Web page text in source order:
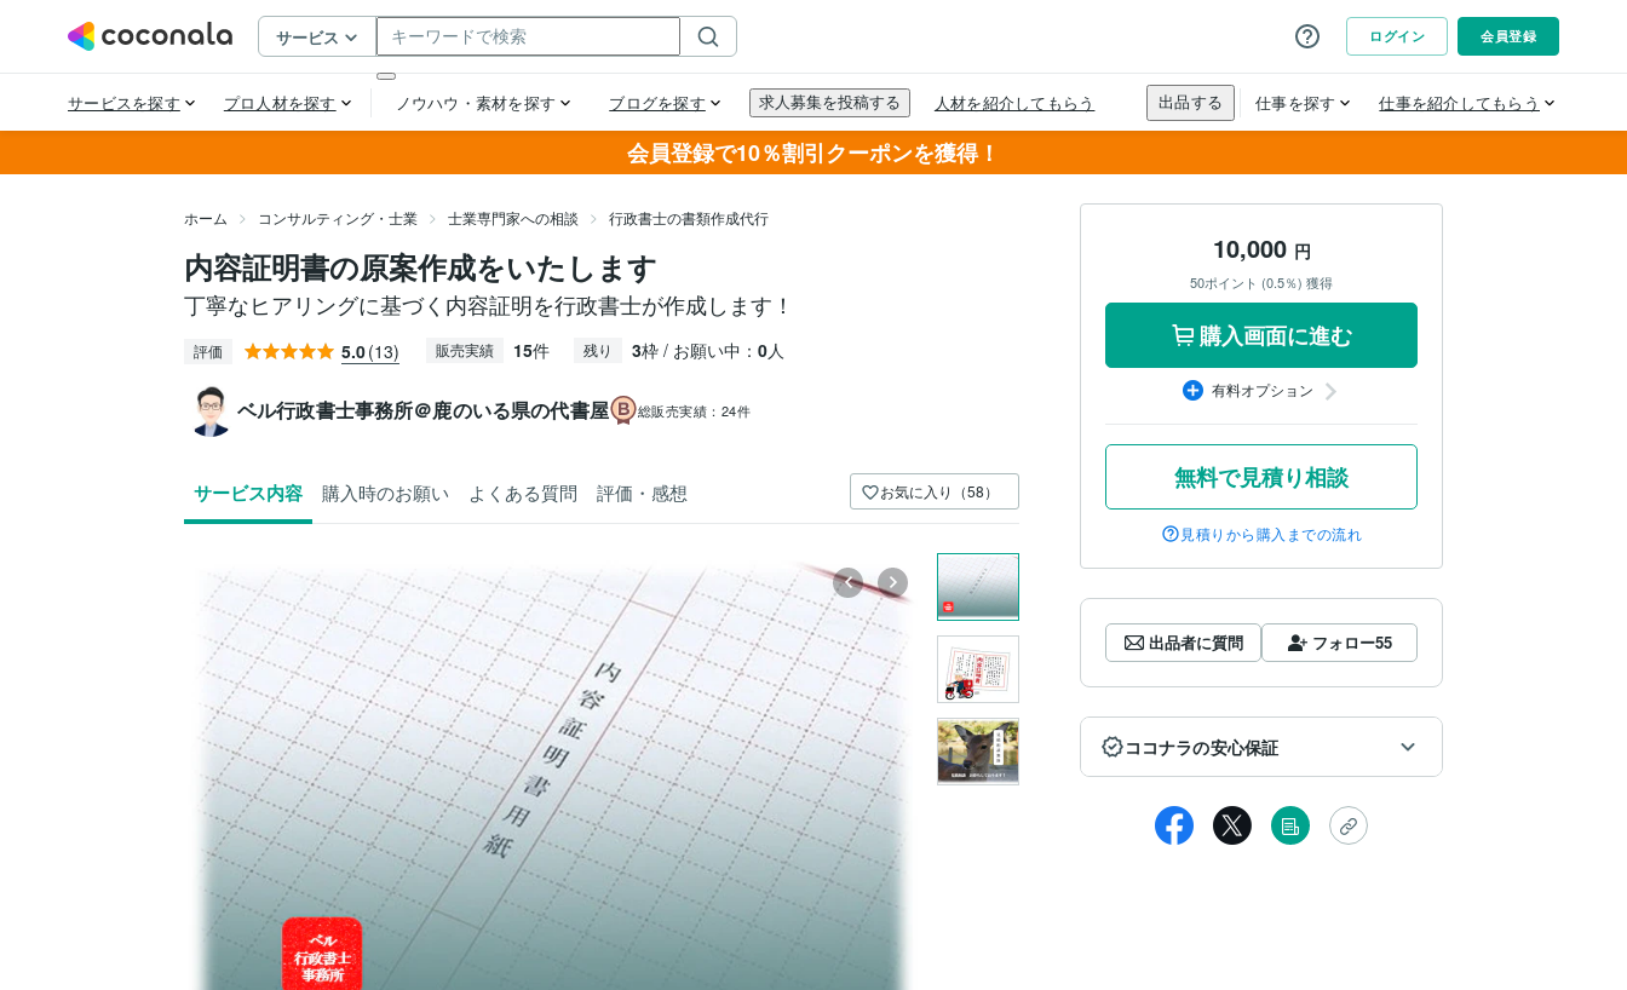
会員登録で10％割引クーポンを獲得！
ホーム コンサルティング・士業 士業専門家への相談 行政書士の書類作成代行
内容証明書の原案作成をいたします
丁寧なヒアリングに基づく内容証明を行政書士が作成します！
評価 5.0(13) 販売実績 15件 残り 3枠 / お願い中： 0人
ベル行政書士事務所＠鹿のいる県の代書屋 総販売実績： 24件
サービス内容 購入時のお願い よくある質問 評価・感想 お気に入り（58）
10,000 円
50ポイント (0.5％) 獲得
購入画面に進む
有料オプション
無料で見積り相談
見積りから購入までの流れ
出品者に質問 フォロー55
ココナラの安心保証